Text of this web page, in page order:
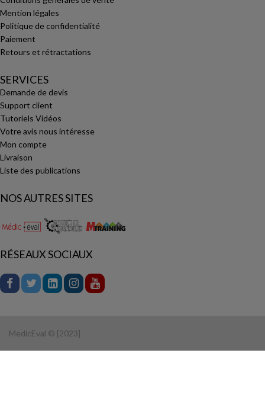
Mention légales
Politique de confidentialité
Paiement
Retours et rétractations
SERVICES
Demande de devis
Support client
Tutoriels Vidéos
Votre avis nous intéresse
Mon compte
Livraison
Liste des publications
NOS AUTRES SITES
RÉSEAUX SOCIAUX
MedicEval © [2023]